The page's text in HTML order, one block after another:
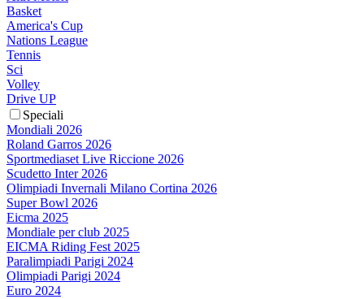
Basket
America's Cup
Nations League
Tennis
Sci
Volley
Drive UP
Speciali
Mondiali 2026
Roland Garros 2026
Sportmediaset Live Riccione 2026
Scudetto Inter 2026
Olimpiadi Invernali Milano Cortina 2026
Super Bowl 2026
Eicma 2025
Mondiale per club 2025
EICMA Riding Fest 2025
Paralimpiadi Parigi 2024
Olimpiadi Parigi 2024
Euro 2024